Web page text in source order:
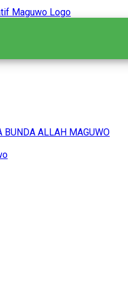
BUNDA ALLAH MAGUWO